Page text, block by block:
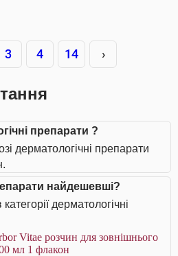
3 4 14 ›
препарати ?
дерматологічні препарати
найдешевші?
дерматологічні
Vitae розчин для зовнішнього
мл 1 флакон